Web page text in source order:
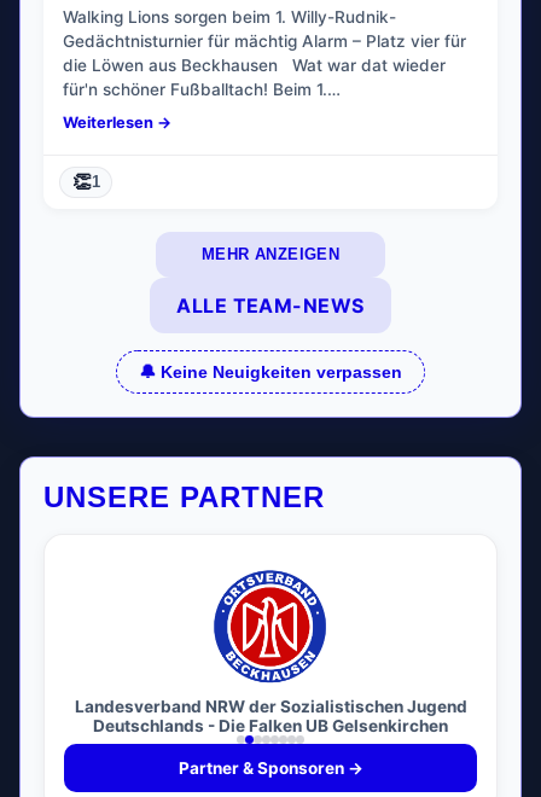
Walking Lions sorgen beim 1. Willy-Rudnik-
Gedächtnisturnier für mächtig Alarm – Platz vier für
die Löwen aus Beckhausen Wat war dat wieder
für'n schöner Fußballtach! Beim 1.…
Weiterlesen →
👏1
MEHR ANZEIGEN
ALLE TEAM-NEWS
🔔 Keine Neuigkeiten verpassen
UNSERE PARTNER
Landesverband NRW der Sozialistischen Jugend
Deutschlands - Die Falken UB Gelsenkirchen
Partner & Sponsoren →